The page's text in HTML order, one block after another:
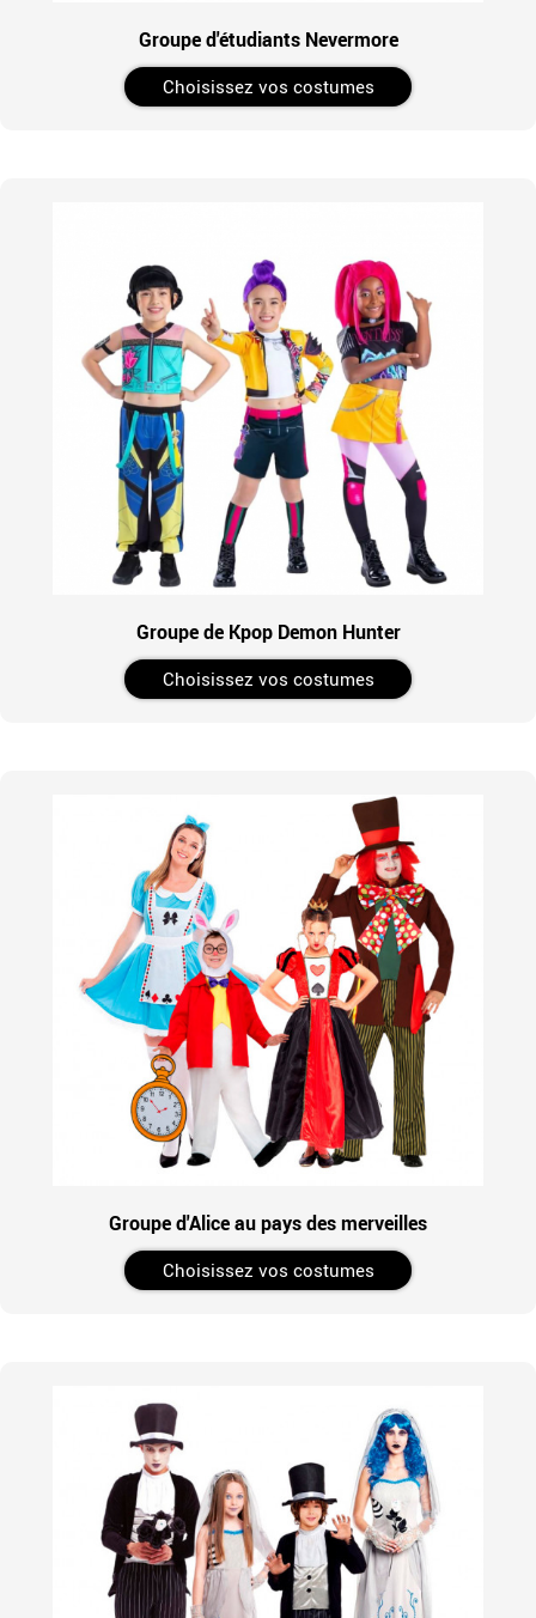
Groupe d'étudiants Nevermore
Choisissez vos costumes
Groupe de Kpop Demon Hunter
Choisissez vos costumes
Groupe d'Alice au pays des merveilles
Choisissez vos costumes